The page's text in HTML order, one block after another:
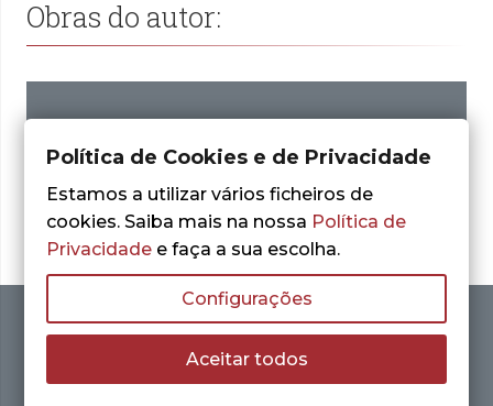
Obras do autor:
Política de Cookies e de Privacidade
Estamos a utilizar vários ficheiros de
cookies. Saiba mais na nossa Política de
Privacidade e faça a sua escolha.
Configurações
Aceitar todos